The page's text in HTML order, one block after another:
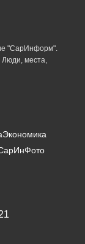
"СарИнформ".
места,
Экономика